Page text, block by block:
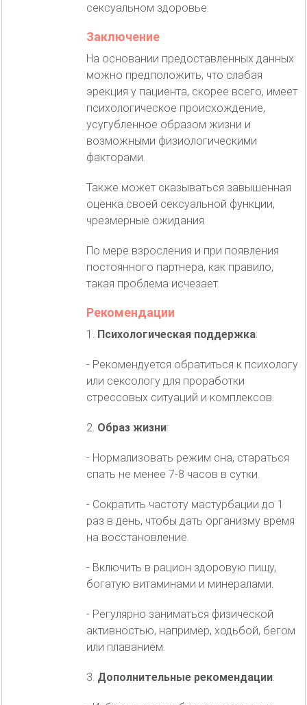
сексуальном здоровье.
Заключение
На основании предоставленных данных
можно предположить, что слабая
эрекция у пациента, скорее всего, имеет
психологическое происхождение,
усугубленное образом жизни и
возможными физиологическими
факторами.
Также может сказываться завышенная
оценка своей сексуальной функции,
чрезмерные ожидания
По мере взросления и при появления
постоянного партнера, как правило,
такая проблема исчезает.
Рекомендации
1. Психологическая поддержка:
- Рекомендуется обратиться к психологу
или сексологу для проработки
стрессовых ситуаций и комплексов.
2. Образ жизни:
- Нормализовать режим сна, стараться
спать не менее 7-8 часов в сутки.
- Сократить частоту мастурбации до 1
раз в день, чтобы дать организму время
на восстановление.
- Включить в рацион здоровую пищу,
богатую витаминами и минералами.
- Регулярно заниматься физической
активностью, например, ходьбой, бегом
или плаванием.
3. Дополнительные рекомендации: